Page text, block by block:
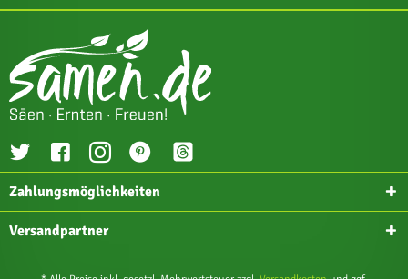
Zahlungsmöglichkeiten
Versandpartner